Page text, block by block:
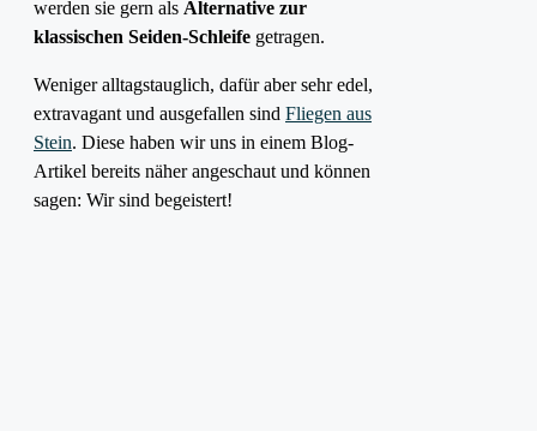
werden sie gern als Alternative zur
klassischen Seiden-Schleife getragen.
Weniger alltagstauglich, dafür aber sehr edel,
extravagant und ausgefallen sind Fliegen aus
Stein. Diese haben wir uns in einem Blog-
Artikel bereits näher angeschaut und können
sagen: Wir sind begeistert!